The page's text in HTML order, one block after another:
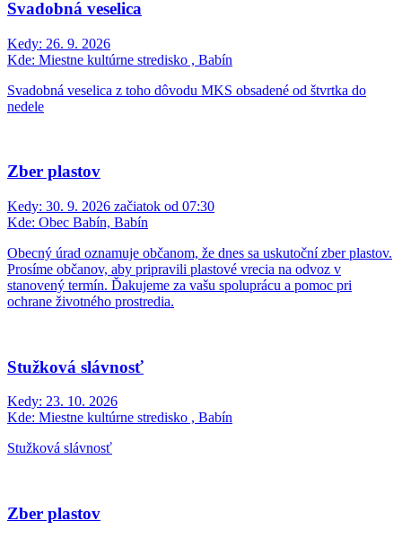
Svadobná veselica
Kedy: 26. 9. 2026
Kde: Miestne kultúrne stredisko , Babín
Svadobná veselica z toho dôvodu MKS obsadené od štvrtka do
nedele
Zber plastov
Kedy: 30. 9. 2026 začiatok od 07:30
Kde: Obec Babín, Babín
Obecný úrad oznamuje občanom, že dnes sa uskutoční zber plastov.
Prosíme občanov, aby pripravili plastové vrecia na odvoz v
stanovený termín. Ďakujeme za vašu spoluprácu a pomoc pri
ochrane životného prostredia.
Stužková slávnosť
Kedy: 23. 10. 2026
Kde: Miestne kultúrne stredisko , Babín
Stužková slávnosť
Zber plastov